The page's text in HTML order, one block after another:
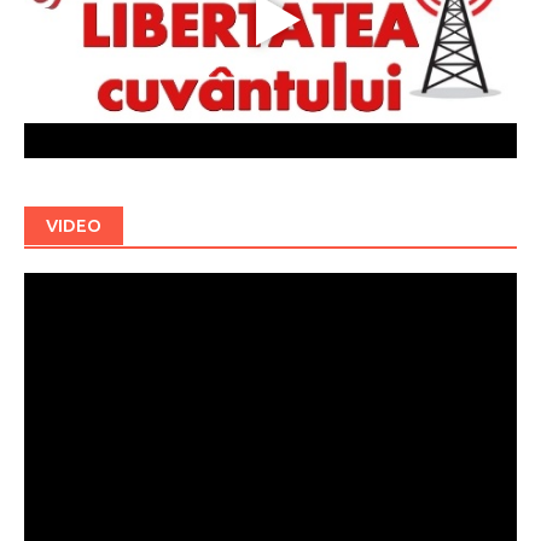
VIDEO